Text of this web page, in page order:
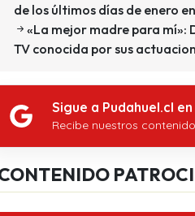
de los últimos días de enero
«La mejor madre para
TV conocida por sus
Sigue a Pudahuel.cl
Recibe nuestros